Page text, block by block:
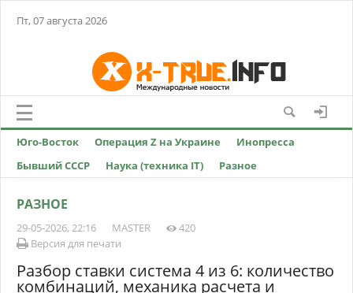
Пт, 07 августа 2026
Юго-Восток Операция Z на Украине
Инопресса
Бывший СССР
Наука (техника IT) Разное
РАЗНОЕ
29-05-2026, 22:16 MASTER
420
Версия для печати
Разбор ставки система 4 из 6: количество
комбинаций, механика расчета и